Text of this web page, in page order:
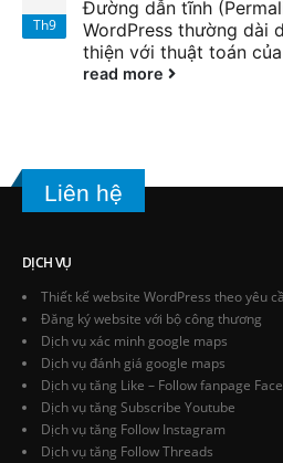
Th9
Đường dẫn tĩnh
WordPress thường dài
thiện với thuật toán
read more
Liên hệ
DỊCH VỤ
Thiết kế website WordPress theo yêu
Đăng ký website với bộ công thương
Dịch vụ xác minh google maps
Dịch vụ đánh giá google maps
Dịch vụ tăng Like – Follow fanpage
Dịch vụ tăng Subscribe Youtube
Dịch vụ tăng Follow Instagram
Dịch vụ tăng Follow Threads